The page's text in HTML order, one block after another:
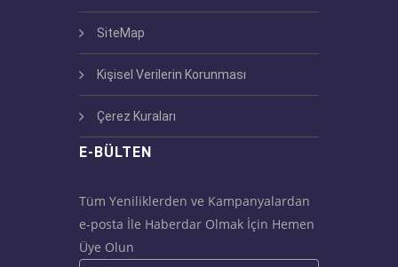
SiteMap
Kişisel Verilerin Korunması
Çerez Kuraları
E-BÜLTEN
Tüm Yeniliklerden ve Kampanyalardan
e-posta İle Haberdar Olmak İçin Hemen
Üye Olun